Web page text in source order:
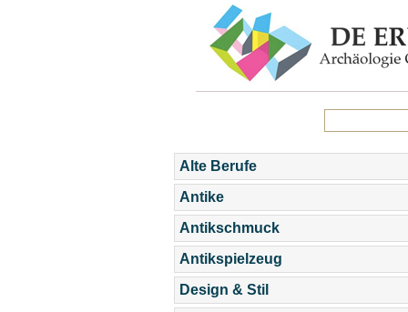
Alte Berufe
Antike
Antikschmuck
Antikspielzeug
Design & Stil